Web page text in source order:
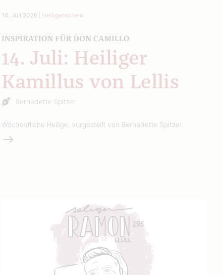
14. Juli 2026| Heiligenschein
INSPIRATION FÜR DON CAMILLO
14. Juli: Heiliger
Kamillus von Lellis
Bernadette Spitzer
Wöchentliche Heilige, vorgestellt von Bernadette Spitzer.
Weiterlesen